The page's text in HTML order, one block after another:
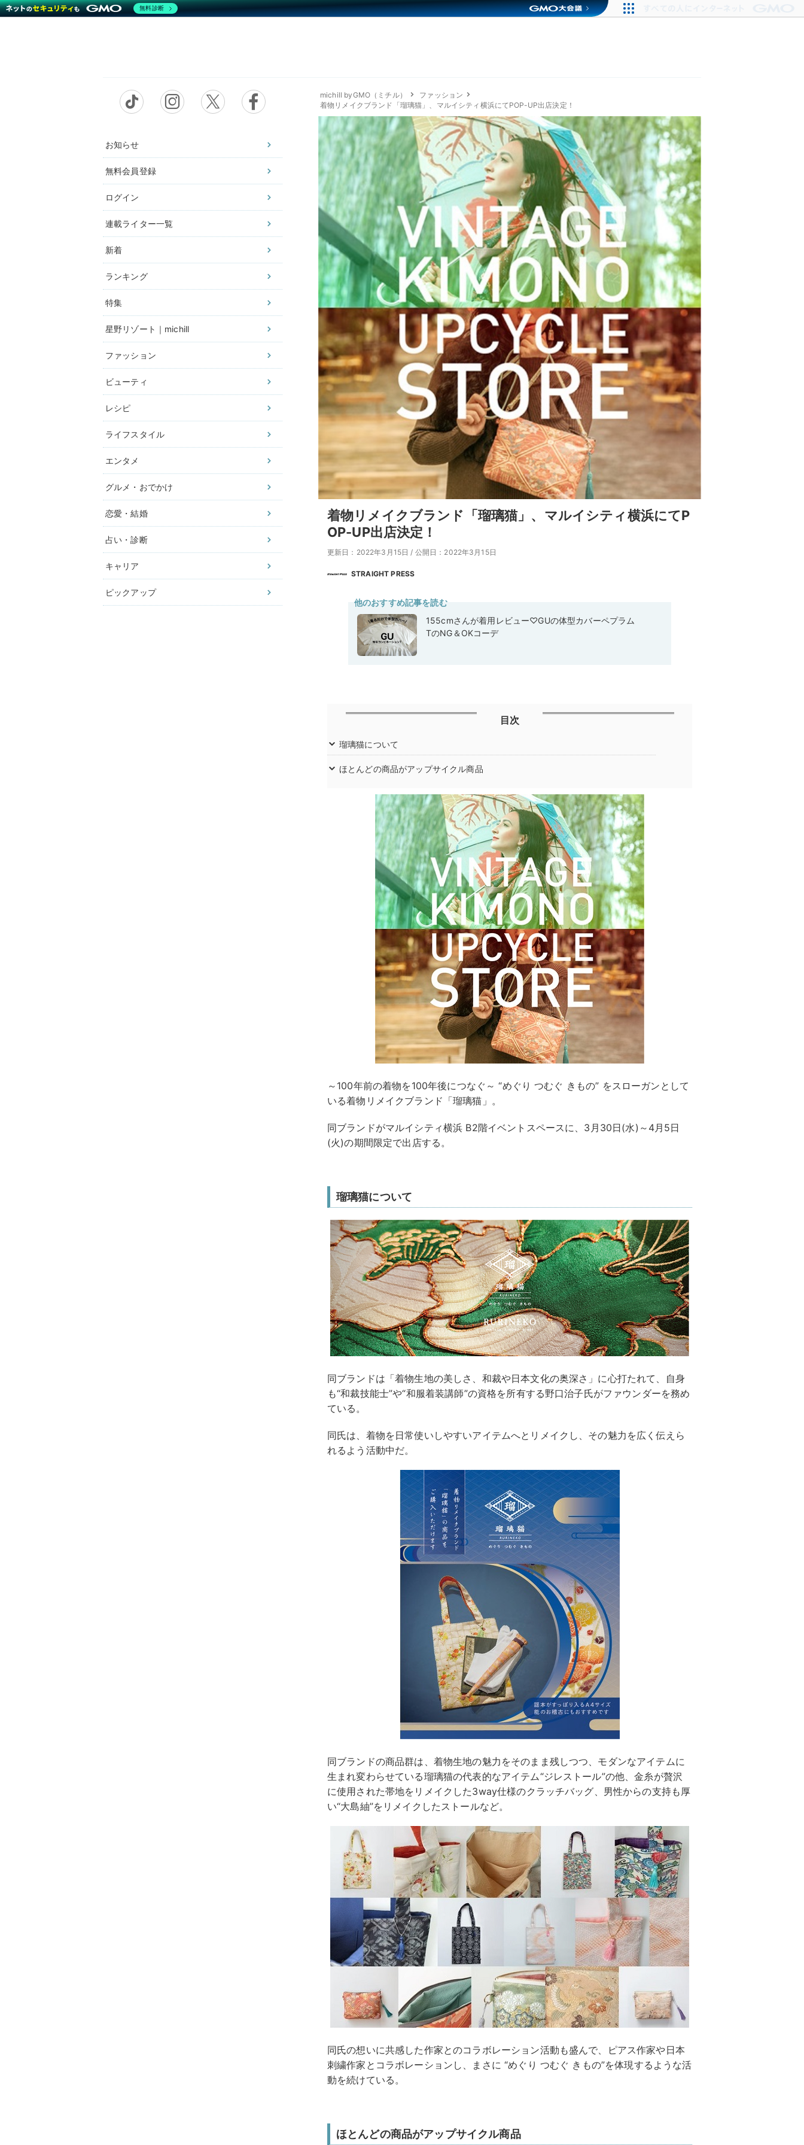
お知らせ
無料会員登録
ログイン
連載ライター一覧
新着
ランキング
特集
星野リゾート｜michill
ファッション
ビューティ
レシピ
ライフスタイル
エンタメ
グルメ・おでかけ
恋愛・結婚
占い・診断
キャリア
ピックアップ
michill byGMO（ミチル）
ファッション
着物リメイクブランド「瑠璃猫」、マルイシティ横浜にてPOP-UP出店決定！
着物リメイクブランド「瑠璃猫」、マルイシティ横浜にてP
OP-UP出店決定！
更新日：2022年3月15日 / 公開日：2022年3月15日
STRAIGHT PRESS
他のおすすめ記事を読む
155cmさんが着用レビュー♡GUの体型カバーペプラム
TのNG＆OKコーデ
目次
瑠璃猫について
ほとんどの商品がアップサイクル商品
～100年前の着物を100年後につなぐ～ “めぐり つむぐ きもの” をスローガンとして
いる着物リメイクブランド「瑠璃猫」。
同ブランドがマルイシティ横浜 B2階イベントスペースに、3月30日(水)～4月5日
(火)の期間限定で出店する。
瑠璃猫について
同ブランドは「着物生地の美しさ、和裁や日本文化の奥深さ」に心打たれて、自身
も“和裁技能士”や“和服着装講師”の資格を所有する野口治子氏がファウンダーを務め
ている。
同氏は、着物を日常使いしやすいアイテムへとリメイクし、その魅力を広く伝えら
れるよう活動中だ。
同ブランドの商品群は、着物生地の魅力をそのまま残しつつ、モダンなアイテムに
生まれ変わらせている瑠璃猫の代表的なアイテム“ジレストール”の他、金糸が贅沢
に使用された帯地をリメイクした3way仕様のクラッチバッグ、男性からの支持も厚
い“大島紬”をリメイクしたストールなど。
同氏の想いに共感した作家とのコラボレーション活動も盛んで、ピアス作家や日本
刺繍作家とコラボレーションし、まさに “めぐり つむぐ きもの”を体現するような活
動を続けている。
ほとんどの商品がアップサイクル商品
無料診断